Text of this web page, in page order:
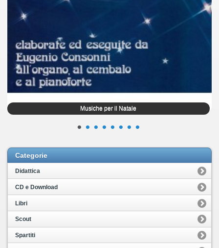
Musiche per il Natale
• • • • • • • •
Categorie
Didattica
CD e Download
Libri
Scout
Spartiti